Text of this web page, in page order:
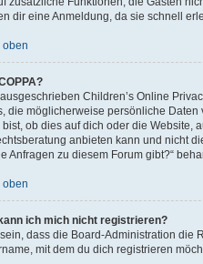
dir eine Anmeldung, da sie schnell
oben
Children’s Online
die möglicherweise persönliche
ob dies auf dich oder die Website,
anbieten kann und nicht
Anfragen zu diesem Forum gibt?“
oben
ich mich nicht registrieren?
dass die Board-Administration die
mit dem du dich registrieren